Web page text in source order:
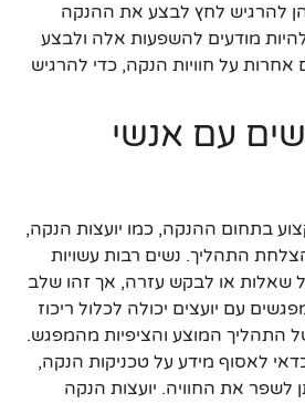
להרגיש לחץ לבצע את ההנקה
מודעים להשפעות אלה ולבצע
על חוויות הנקה, כדי להרגיש
עם אנשי
בתחום ההנקה, כמו יועצות הנקה,
התהליך. נשים רבות עשויות
שאלות או לבקש עזרה, אך זהו שלב
עם יועצים יכולה לכלול ריכוז
המוצע והציפיות מהמפגש.
לאסוף מידע על טכניקות הנקה,
לשפר את החוויה. יועצות הנקה